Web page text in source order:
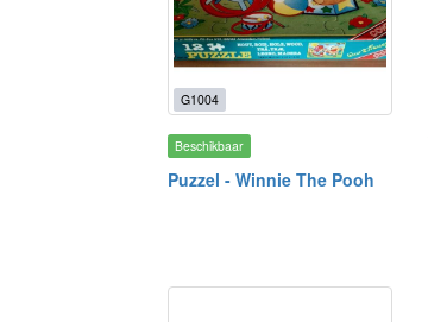
G1004
Beschikbaar
Puzzel - Winnie The Pooh